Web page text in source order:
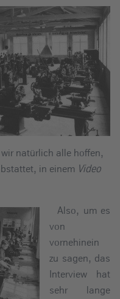
natürlich alle hoffen,
in einem Video
Also, um es
von
vornehinein
zu sagen, das
Interview hat
sehr lange